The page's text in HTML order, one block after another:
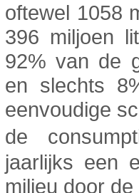
oftewel 1058
396 miljoen
92% van de
en slechts
eenvoudige
de
jaarlijks een
milieu door